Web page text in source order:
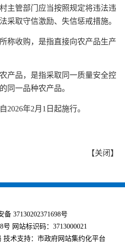
主管部门应当按照规定将违法违
采取守信激励、失信惩戒措施。
称收购，是指直接向农产品生产
产品，是指采取同一质量安全控
同一品种农产品。
年2月1日起施行。
【关闭 】
备 37130202371698号
号 网站标识码：3713000021
技术支持：市政府网站集约化平台